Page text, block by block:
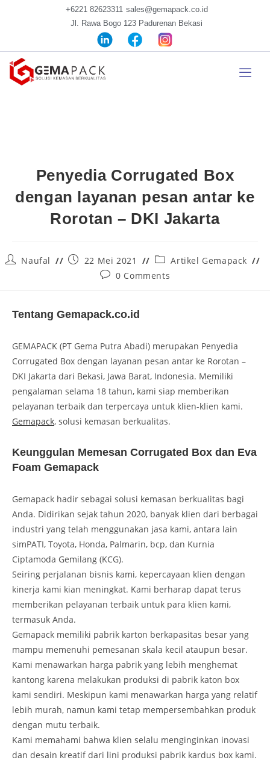
+6221 82623311 sales@gemapack.co.id
Jl. Rawa Bogo 123 Padurenan Bekasi
Penyedia Corrugated Box
dengan layanan pesan antar ke
Rorotan – DKI Jakarta
Naufal 22 Mei 2021
Artikel Gemapack
0 Comments
Tentang Gemapack.co.id
GEMAPACK (PT Gema Putra Abadi) merupakan Penyedia
Corrugated Box dengan layanan pesan antar ke Rorotan –
DKI Jakarta dari Bekasi, Jawa Barat, Indonesia. Memiliki
pengalaman selama 18 tahun, kami siap memberikan
pelayanan terbaik dan terpercaya untuk klien-klien kami.
Gemapack, solusi kemasan berkualitas.
Keunggulan Memesan Corrugated Box dan Eva
Foam Gemapack
Gemapack hadir sebagai solusi kemasan berkualitas bagi
Anda. Didirikan sejak tahun 2020, banyak klien dari berbagai
industri yang telah menggunakan jasa kami, antara lain
simPATI, Toyota, Honda, Palmarin, bcp, dan Kurnia
Ciptamoda Gemilang (KCG).
Seiring perjalanan bisnis kami, kepercayaan klien dengan
kinerja kami kian meningkat. Kami berharap dapat terus
memberikan pelayanan terbaik untuk para klien kami,
termasuk Anda.
Gemapack memiliki pabrik karton berkapasitas besar yang
mampu memenuhi pemesanan skala kecil ataupun besar.
Kami menawarkan harga pabrik yang lebih menghemat
kantong karena melakukan produksi di pabrik katon box
kami sendiri. Meskipun kami menawarkan harga yang relatif
lebih murah, namun kami tetap mempersembahkan produk
dengan mutu terbaik.
Kami memahami bahwa klien selalu menginginkan inovasi
dan desain kreatif dari lini produksi pabrik kardus box kami.